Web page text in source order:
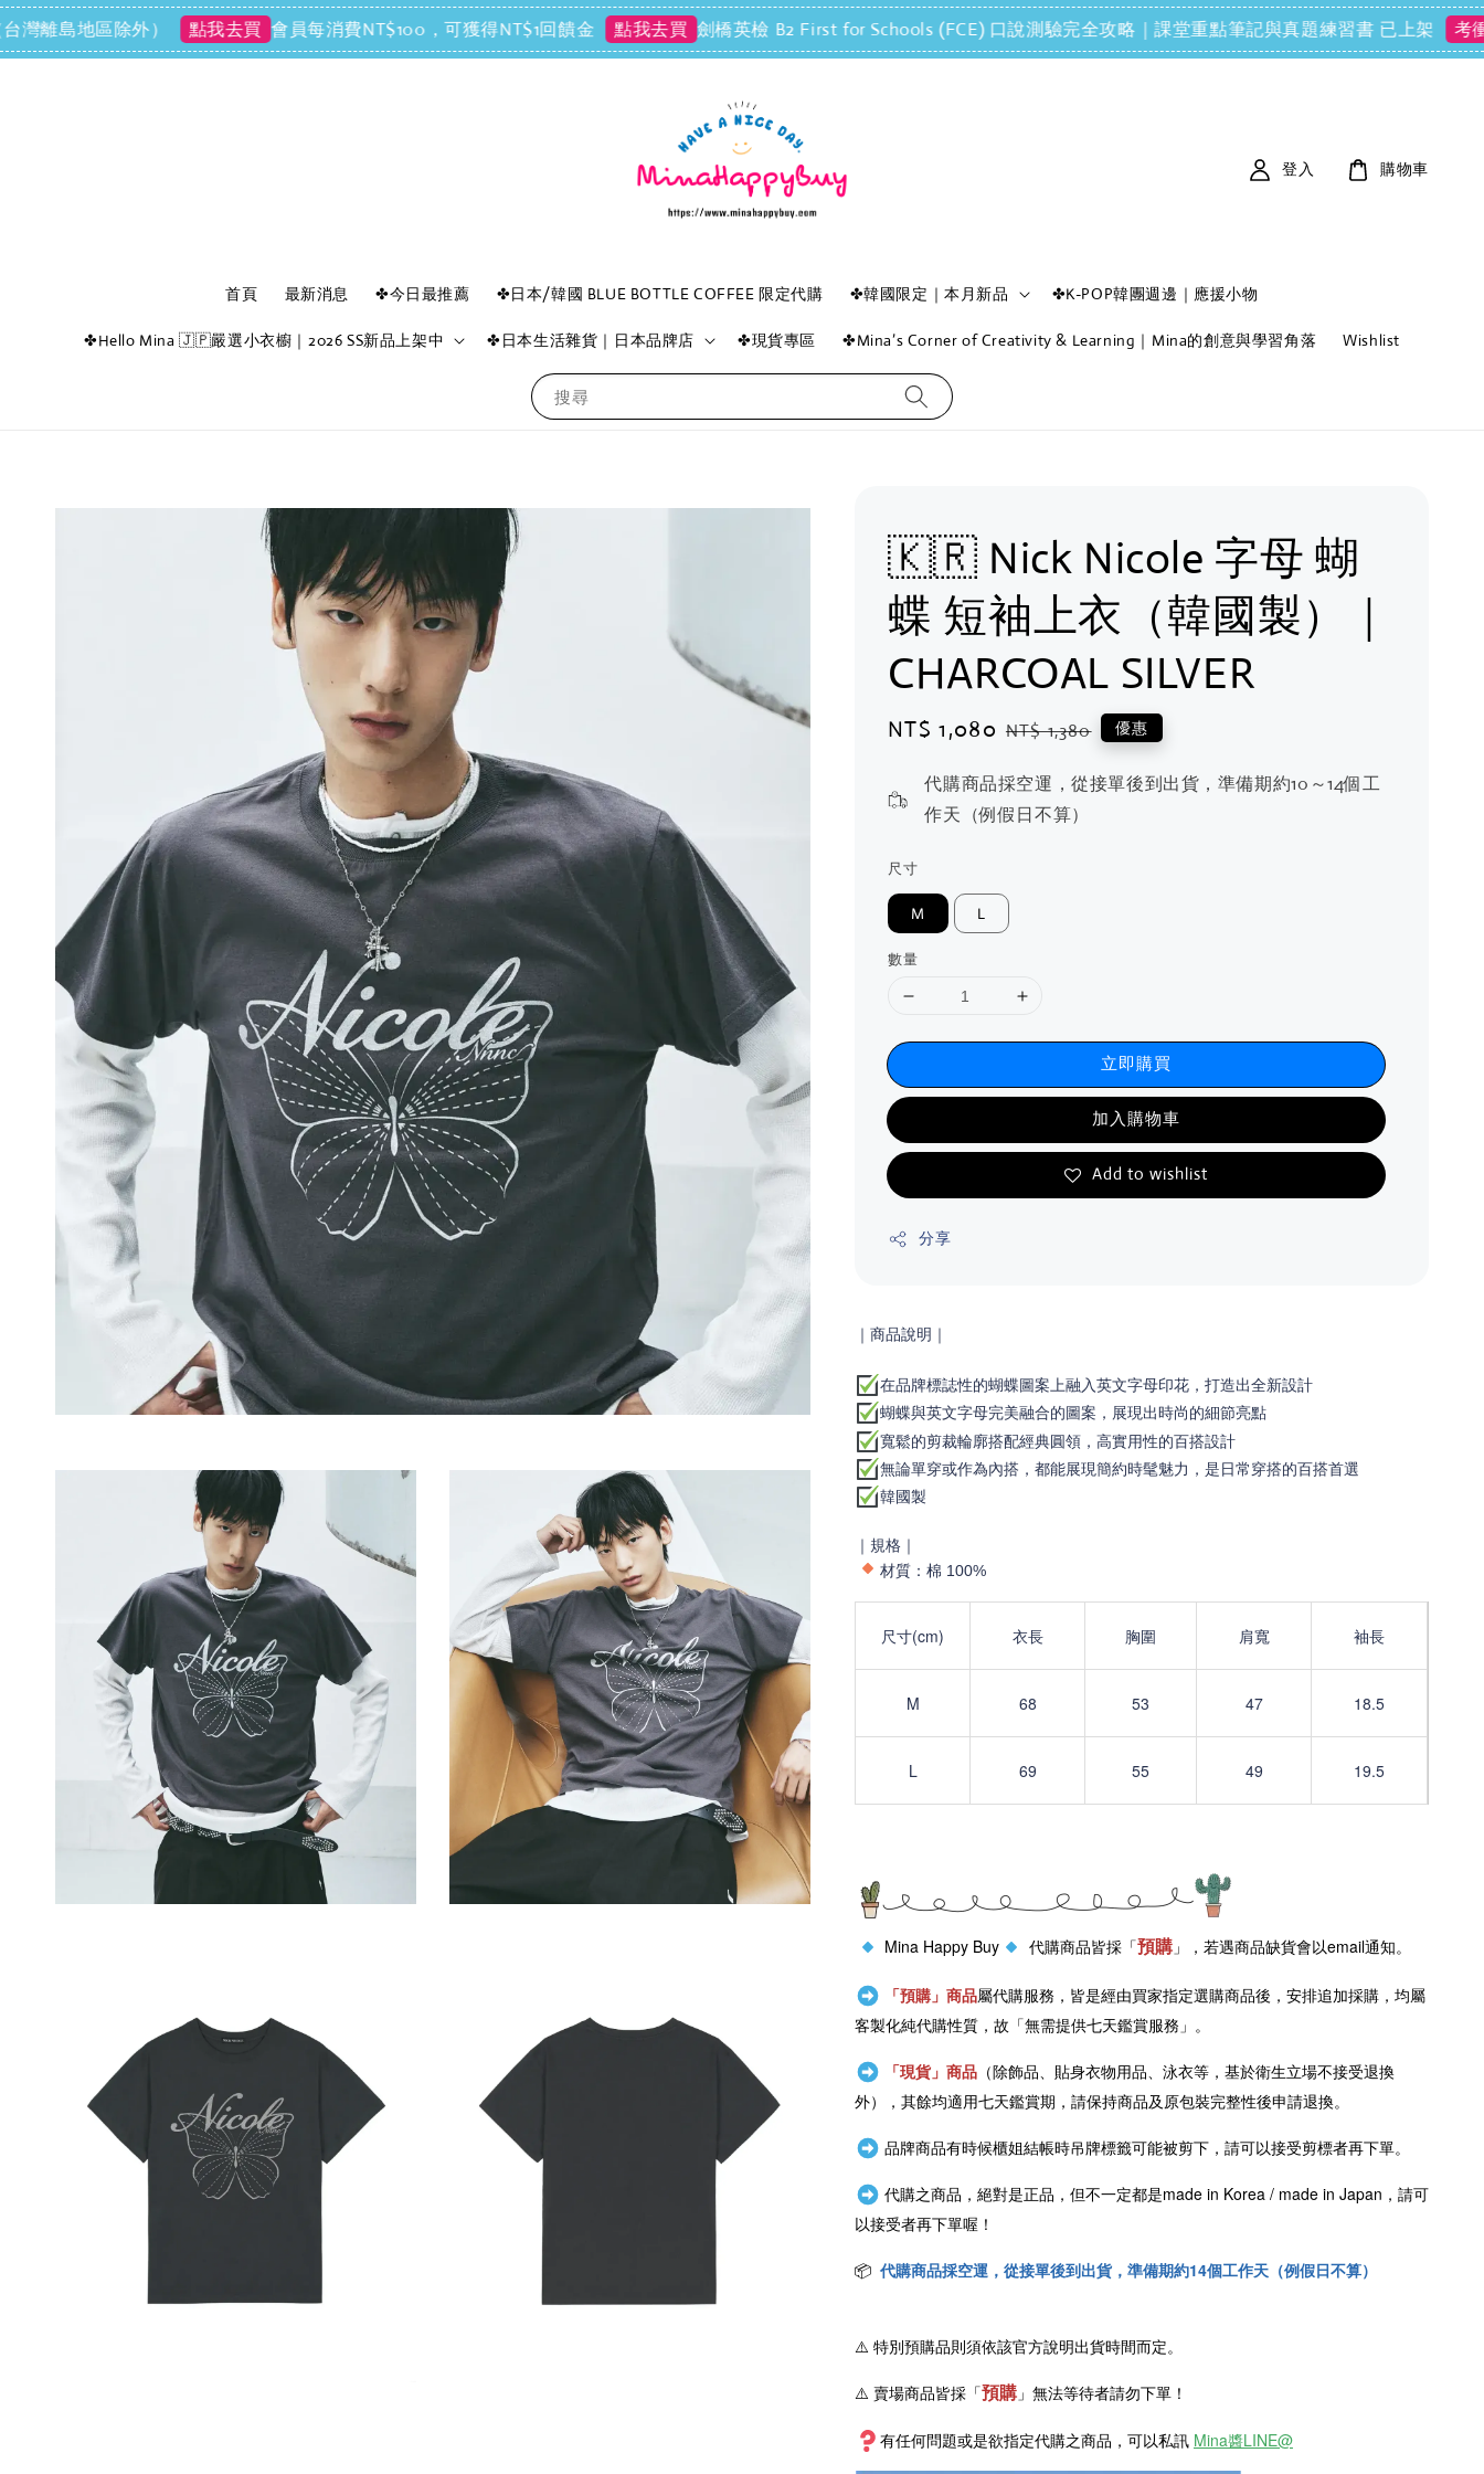
島地區除外） 點我去買 會員每消費NT$100，可獲得NT$1回饋金 點我去買 劍橋英檢 B2 First for Schools (FCE) 口說測驗完全攻略｜課堂重點筆記與真題練習書 已上架 考衝必備
搜尋
首頁 最新消息 ✤今日最推薦 ✤日本/韓國 BLUE BOTTLE COFFEE 限定代購 ✤韓國限定｜本月新品 ✤K-POP韓團週邊｜應援小物
✤Hello Mina 🇯🇵嚴選小衣櫥｜2026 SS新品上架中 ✤日本生活雜貨｜日本品牌店 ✤現貨專區 ✤Mina’s Corner of Creativity & Learning｜Mina的創意與學習角落 Wishlist
登入 購物車
🇰🇷 Nick Nicole 字母 蝴
蝶 短袖上衣（韓國製）｜
CHARCOAL SILVER
Sale
NT$ 1,080 Regular
NT$ 1,380 優惠
代購商品採空運，從接單後到出貨，準備期約10～14個工
作天（例假日不算）
尺寸
M L
數量
立即購買
加入購物車
Add to wishlist
分享
｜商品說明｜
在品牌標誌性的蝴蝶圖案上融入英文字母印花，打造出全新設計
蝴蝶與英文字母完美融合的圖案，展現出時尚的細節亮點
寬鬆的剪裁輪廓搭配經典圓領，高實用性的百搭設計
無論單穿或作為內搭，都能展現簡約時髦魅力，是日常穿搭的百搭首選
韓國製
｜規格｜
材質：棉 100%
尺寸(cm) 衣長 胸圍 肩寬 袖長
M 68 53 47 18.5
L 69 55 49 19.5
Mina Happy Buy 代購商品皆採「預購」，若遇商品缺貨會以email通知。
「預購」商品屬代購服務，皆是經由買家指定選購商品後，安排追加採購，均屬
客製化純代購性質，故「無需提供七天鑑賞服務」。
「現貨」商品（除飾品、貼身衣物用品、泳衣等，基於衛生立場不接受退換
外），其餘均適用七天鑑賞期，請保持商品及原包裝完整性後申請退換。
品牌商品有時候櫃姐結帳時吊牌標籤可能被剪下，請可以接受剪標者再下單。
代購之商品，絕對是正品，但不一定都是made in Korea / made in Japan ，請可
以接受者再下單喔！
📦 代購商品採空運，從接單後到出貨，準備期約14個工作天（例假日不算）
⚠️特別預購品則須依該官方說明出貨時間而定。
⚠️ 賣場商品皆採 「預購 」無法等待者請勿下單！
有任何問題或是欲指定代購之商品，可以私訊 Mina醬LINE@